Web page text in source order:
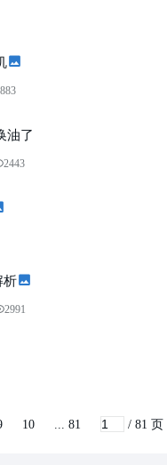
油了
2443
析
2991
10 ... 81 / 81 页